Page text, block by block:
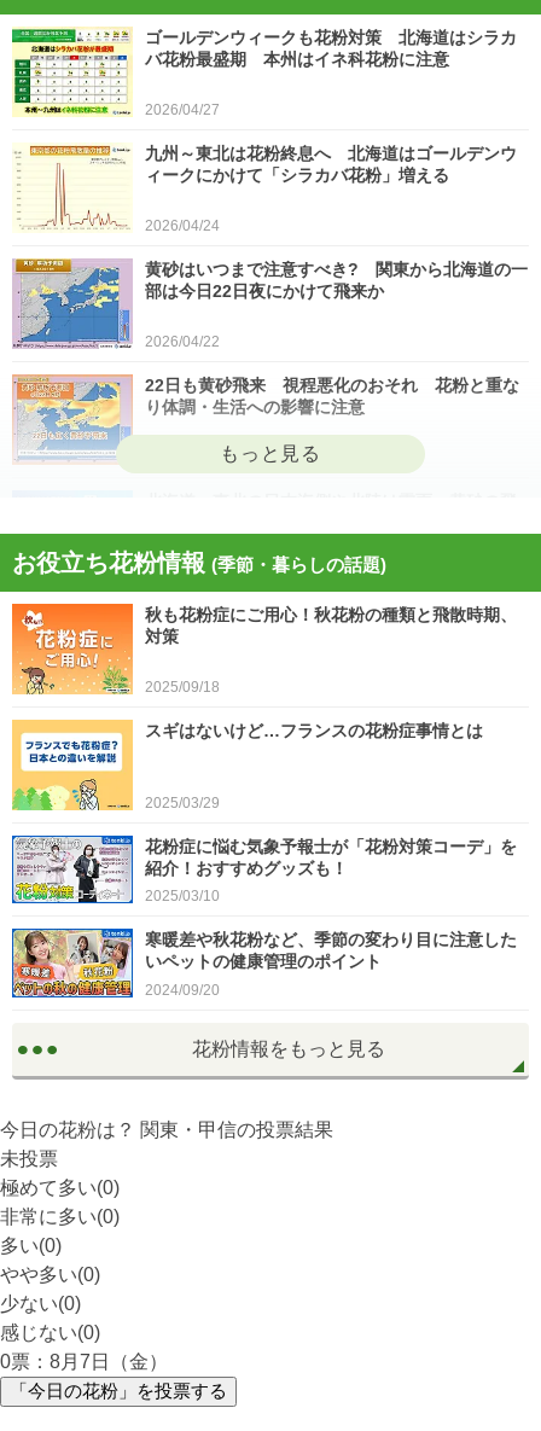
ゴールデンウィークも花粉対策 北海道はシラカ
バ花粉最盛期 本州はイネ科花粉に注意
2026/04/27
九州～東北は花粉終息へ 北海道はゴールデンウ
ィークにかけて「シラカバ花粉」増える
2026/04/24
黄砂はいつまで注意すべき? 関東から北海道の一
部は今日22日夜にかけて飛来か
2026/04/22
22日も黄砂飛来 視程悪化のおそれ 花粉と重な
り体調・生活への影響に注意
2026/04/21
今日21日は黄砂が広く飛来 花粉とのダブル影響
に注意 症状悪化や洗濯物など対策を
2026/04/21
スギ、ヒノキ花粉シーズン終了へ 東京の飛散量
お役立ち花粉情報 (季節・暮らしの話題)
秋も花粉症にご用心！秋花粉の種類と飛散時期、
対策
2025/09/18
スギはないけど…フランスの花粉症事情とは
2025/03/29
花粉症に悩む気象予報士が「花粉対策コーデ」を
紹介！おすすめグッズも！
2025/03/10
寒暖差や秋花粉など、季節の変わり目に注意した
いペットの健康管理のポイント
2024/09/20
花粉情報をもっと見る
今日の花粉は？ 関東・甲信の投票結果
未投票
極めて多い(0)
非常に多い(0)
多い(0)
やや多い(0)
少ない(0)
感じない(0)
0票：8月7日（金）
「今日の花粉」を投票する